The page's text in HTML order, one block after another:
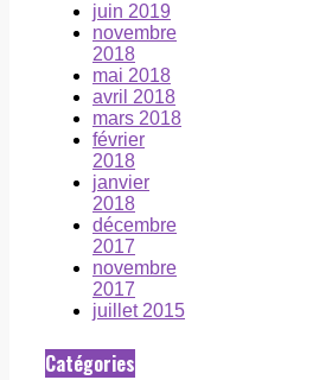
juin 2019
novembre
2018
mai 2018
avril 2018
mars 2018
février
2018
janvier
2018
décembre
2017
novembre
2017
juillet 2015
Catégories